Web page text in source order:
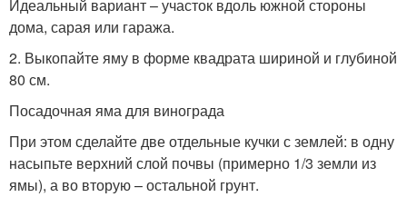
Идеальный вариант – участок вдоль южной стороны
дома, сарая или гаража.
2. Выкопайте яму в форме квадрата шириной и глубиной
80 см.
Посадочная яма для винограда
При этом сделайте две отдельные кучки с землей: в одну
насыпьте верхний слой почвы (примерно 1/3 земли из
ямы), а во вторую – остальной грунт.